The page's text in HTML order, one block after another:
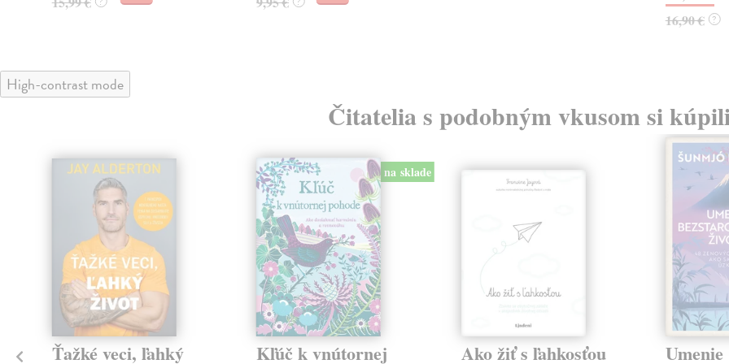
16,90 € ?
High-contrast mode
Čitatelia s podobným vkusom si
Ťažké veci, ľahký
na sklade
Kľúč k vnútornej Ako žiť s ľahkosťou Umenie